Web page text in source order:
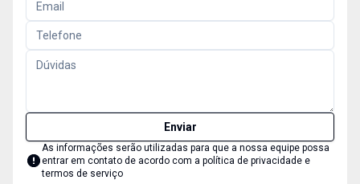
Enviar
As informações serão utilizadas para que a nossa equipe possa
entrar em contato de acordo com a política de privacidade e
termos de serviço